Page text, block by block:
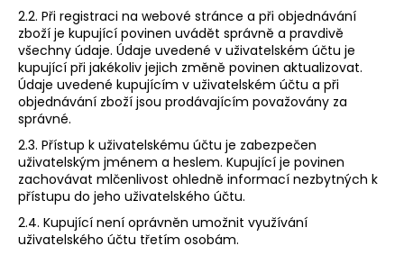
2.2. Při registraci na webové stránce a při objednávání
zboží je kupující povinen uvádět správně a pravdivě
všechny údaje. Údaje uvedené v uživatelském účtu je
kupující při jakékoliv jejich změně povinen aktualizovat.
Údaje uvedené kupujícím v uživatelském účtu a při
objednávání zboží jsou prodávajícím považovány za
správné.
2.3. Přístup k uživatelskému účtu je zabezpečen
uživatelským jménem a heslem. Kupující je povinen
zachovávat mlčenlivost ohledně informací nezbytných k
přístupu do jeho uživatelského účtu.
2.4. Kupující není oprávněn umožnit využívání
uživatelského účtu třetím osobám.